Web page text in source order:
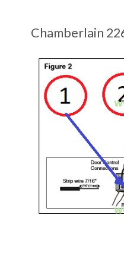
Chamberlain